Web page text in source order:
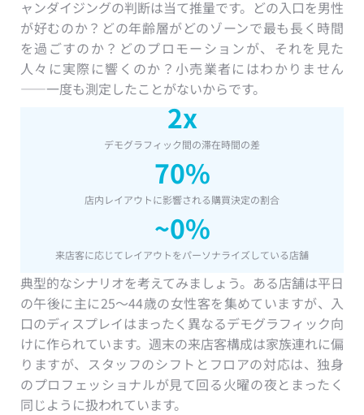
ャンダイジングの判断は当て推量です。どの入口を男性
が好むのか？どの年齢層がどのゾーンで最も長く時間
を過ごすのか？どのプロモーションが、それを見た
人々に実際に響くのか？小売業者にはわかりません
——一度も測定したことがないからです。
2x
デモグラフィック間の滞在時間の差
70%
店内レイアウトに影響される購買決定の割合
~0%
来店客に応じてレイアウトをパーソナライズしている店舗
典型的なシナリオを考えてみましょう。ある店舗は平日
の午後に主に25〜44歳の女性客を集めていますが、入
口のディスプレイはまったく異なるデモグラフィック向
けに作られています。週末の来店客構成は家族連れに偏
りますが、スタッフのシフトとフロアの対応は、独身
のプロフェッショナルが見て回る火曜の夜とまったく
同じように扱われています。